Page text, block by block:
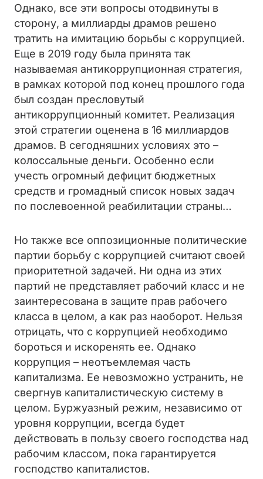
Однако, все эти вопросы отодвинуты в
сторону, а миллиарды драмов решено
тратить на имитацию борьбы с коррупцией.
Еще в 2019 году была принята так
называемая антикоррупционная стратегия,
в рамках которой под конец прошлого года
был создан пресловутый
антикоррупционный комитет. Реализация
этой стратегии оценена в 16 миллиардов
драмов. В сегодняшних условиях это –
колоссальные деньги. Особенно если
учесть огромный дефицит бюджетных
средств и громадный список новых задач
по послевоенной реабилитации страны…
Но также все оппозиционные политические
партии борьбу с коррупцией считают своей
приоритетной задачей. Ни одна из этих
партий не представляет рабочий класс и не
заинтересована в защите прав рабочего
класса в целом, а как раз наоборот. Нельзя
отрицать, что с коррупцией необходимо
бороться и искоренять ее. Однако
коррупция – неотъемлемая часть
капитализма. Ее невозможно устранить, не
свергнув капиталистическую систему в
целом. Буржуазный режим, независимо от
уровня коррупции, всегда будет
действовать в пользу своего господства над
рабочим классом, пока гарантируется
господство капиталистов.